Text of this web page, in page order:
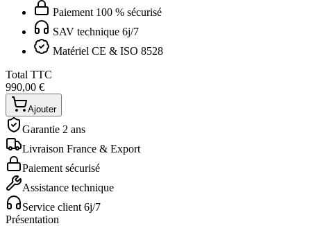
Paiement 100 % sécurisé
SAV technique 6j/7
Matériel CE & ISO 8528
Total TTC
990,00 €
Ajouter
Garantie 2 ans
Livraison France & Export
Paiement sécurisé
Assistance technique
Service client 6j/7
Présentation